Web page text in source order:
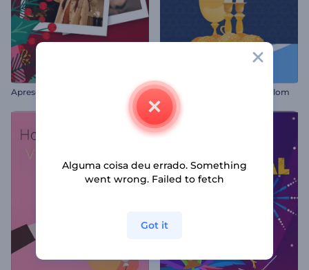
Apresentação de Natal Alegre Animações de Shabbat Shalom
Alguma coisa deu errado. Something
went wrong. Failed to fetch
Got it